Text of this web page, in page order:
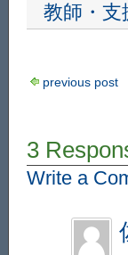
教師・
previous post
3
Write a